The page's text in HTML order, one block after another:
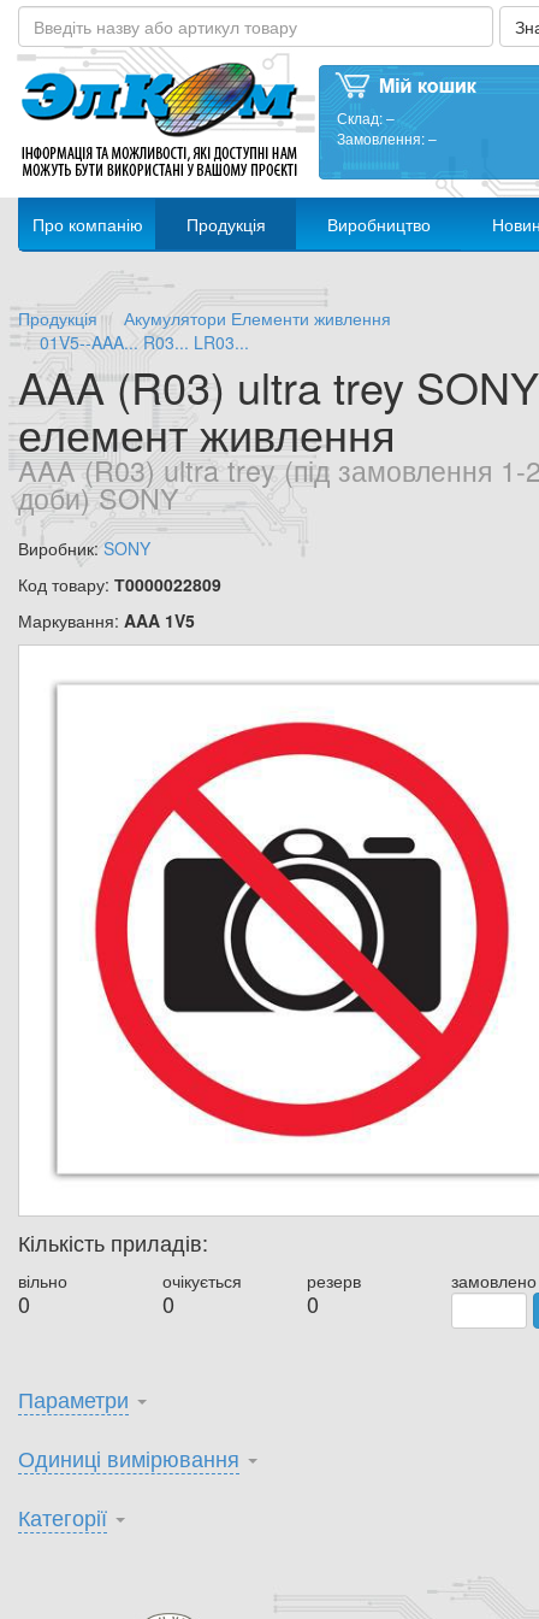
Склад:–
Замовлення:–
Про компанію Продукція Виробництво
Продукція
Акумулятори Елементи живлення
01V5--AAA... R03... LR03...
AAA (R03) ultra trey SONY
елемент живлення
AAA (R03) ultra trey (під замовлення 1-
доби) SONY
Виробник: SONY
Код товару: Т0000022809
Маркування: AAA 1V5
Кількість приладів:
вільно
0
очікується
0
резерв
0
замовлено
Параметри
Одиниці вимірювання
Категорії